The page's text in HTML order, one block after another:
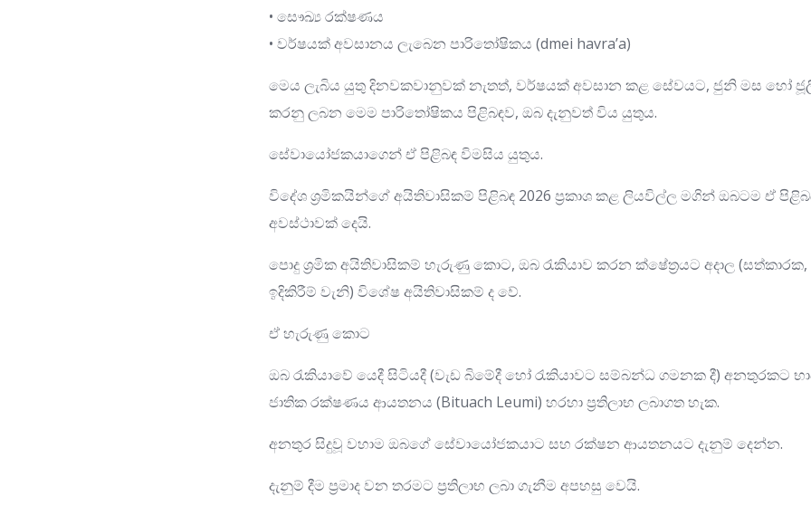
• සෞඛ්‍ය රක්ෂණය
• වර්ෂයක් අවසානය ලැබෙන පාරිතෝෂිකය (dmei havra’a)
මෙය ලැබිය යුතු දිනවකවානුවක් නැතත්, වර්ෂයක් අවසාන කළ සේවයට, ජුනි මස හෝ
කරනු ලබන මෙම පාරිතෝෂිකය පිළිබඳව, ඔබ දැනුවත් විය යුතුය.
සේවායෝජකයාගෙන් ඒ පිළිබඳ විමසිය යුතුය.
විදේශ ශ්‍රමිකයින්ගේ අයිතිවාසිකම් පිළිබඳ 2026 ප්‍රකාශ කළ ලියවිල්ල මගින් ඔබටම ඒ
අවස්ථාවක් දෙයි.
පොදු ශ්‍රමික අයිතිවාසිකම් හැරුණු කොට, ඔබ රැකියාව කරන ක්ෂේත්‍රයට අදාල
ඉදිකිරීම් වැනි) විශේෂ අයිතිවාසිකම් ද වේ.
ඒ හැරුණු කොට
ඔබ රැකියාවේ යෙදී සිටියදී (වැඩ බිමේදී හෝ රැකියාවට සම්බන්ධ ගමනක දී) අනතුරකට
ජාතික රක්ෂණය ආයතනය (Bituach Leumi) හරහා ප්‍රතිලාභ ලබාගත හැක.
අනතුර සිදුවූ වහාම ඔබගේ සේවායෝජකයාට සහ රක්ෂන ආයතනයට දැනුම් දෙන්න.
දැනුම් දීම ප්‍රමාද වන තරමට ප්‍රතිලාභ ලබා ගැනීම අපහසු වෙයි.